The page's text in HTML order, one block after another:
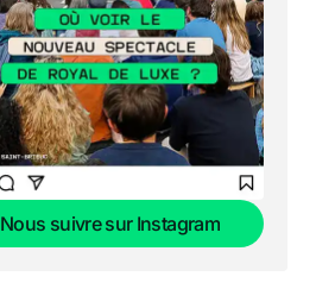
Nous suivre sur Instagram